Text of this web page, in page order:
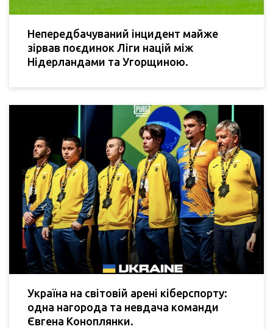
Непередбачуваний інцидент майже
зірвав поєдинок Ліги націй між
Нідерландами та Угорщиною.
Україна на світовій арені кіберспорту:
одна нагорода та невдача команди
Євгена Коноплянки.